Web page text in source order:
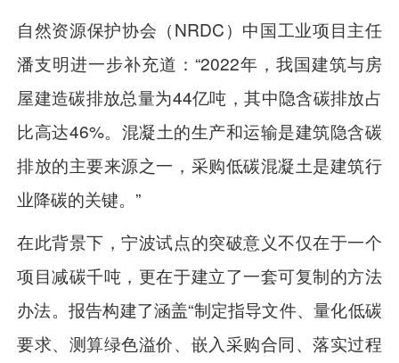
自然资源保护协会（NRDC）中国工业项目主任
潘支明进一步补充道：“2022年，我国建筑与房
屋建造碳排放总量为44亿吨，其中隐含碳排放占
比高达46%。混凝土的生产和运输是建筑隐含碳
排放的主要来源之一，采购低碳混凝土是建筑行
业降碳的关键。”
在此背景下，宁波试点的突破意义不仅在于一个
项目减碳千吨，更在于建立了一套可复制的方法
办法。报告构建了涵盖“制定指导文件、量化低碳
要求、测算绿色溢价、嵌入采购合同、落实过程